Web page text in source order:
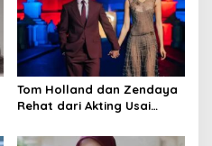
Tom Holland dan Zendaya
Rehat dari Akting Usai